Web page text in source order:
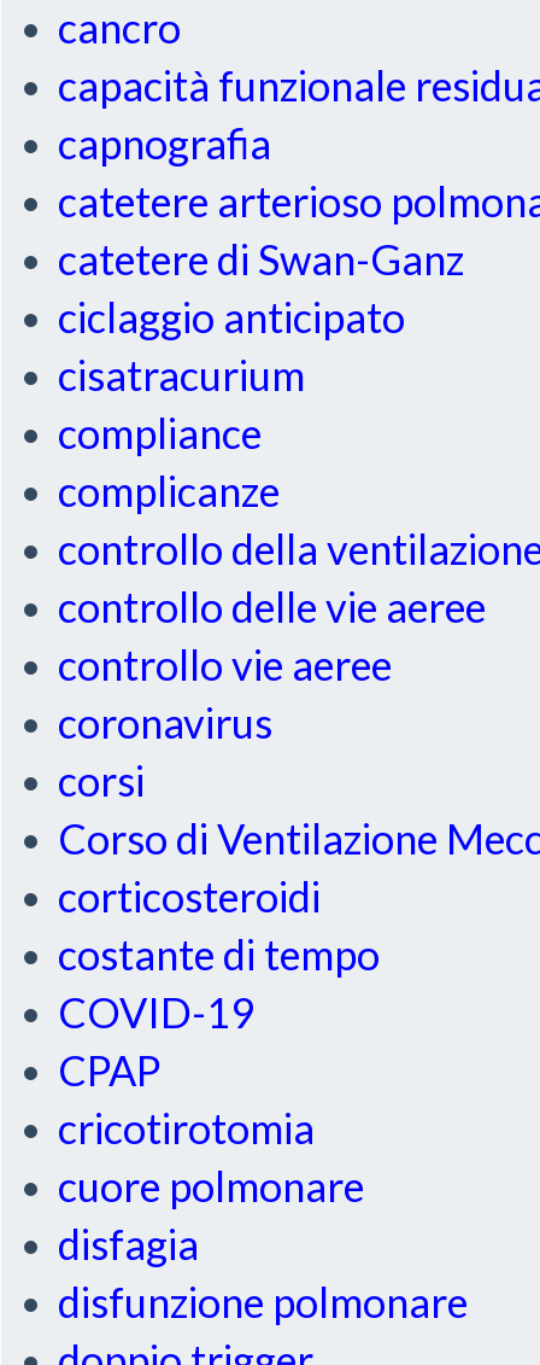
cancro
capacità funzionale
capnografia
catetere arterioso
catetere di Swan-Ganz
ciclaggio anticipato
cisatracurium
compliance
complicanze
controllo della
controllo delle vie aeree
controllo vie aeree
coronavirus
corsi
Corso di Ventilazione
corticosteroidi
costante di tempo
COVID-19
CPAP
cricotirotomia
cuore polmonare
disfagia
disfunzione polmonare